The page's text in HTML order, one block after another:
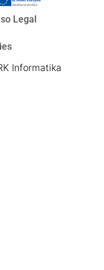
Legal
Informatika